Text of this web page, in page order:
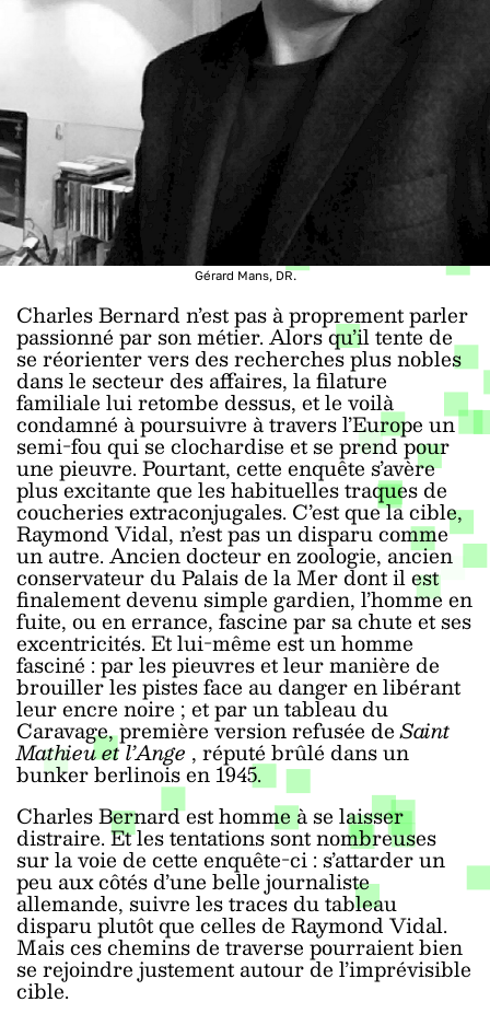
Gérard Mans, DR.
Charles Bernard n’est pas à proprement parler
passionné par son métier. Alors qu’il tente de
se réorienter vers des recherches plus nobles
dans le secteur des affaires, la filature
familiale lui retombe dessus, et le voilà
condamné à poursuivre à travers l’Europe un
semi-fou qui se clochardise et se prend pour
une pieuvre. Pourtant, cette enquête s’avère
plus excitante que les habituelles traques de
coucheries extraconjugales. C’est que la cible,
Raymond Vidal, n’est pas un disparu comme
un autre. Ancien docteur en zoologie, ancien
conservateur du Palais de la Mer dont il est
finalement devenu simple gardien, l’homme en
fuite, ou en errance, fascine par sa chute et ses
excentricités. Et lui-même est un homme
fasciné : par les pieuvres et leur manière de
brouiller les pistes face au danger en libérant
leur encre noire ; et par un tableau du
Caravage, première version refusée deSaint
Mathieu et l’Ange , réputé brûlé dans un
bunker berlinois en 1945.
Charles Bernard est homme à se laisser
distraire. Et les tentations sont nombreuses
sur la voie de cette enquête-ci : s’attarder un
peu aux côtés d’une belle journaliste
allemande, suivre les traces du tableau
disparu plutôt que celles de Raymond Vidal.
Mais ces chemins de traverse pourraient bien
se rejoindre justement autour de l’imprévisible
cible.